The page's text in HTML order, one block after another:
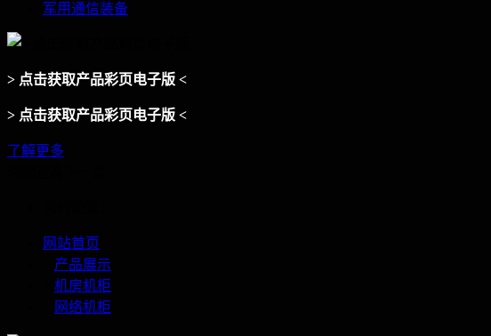
军用通信装备
> 点击获取产品彩页电子版 <
> 点击获取产品彩页电子版 <
了解更多
网站首页
产品展示
机房机柜
网络机柜